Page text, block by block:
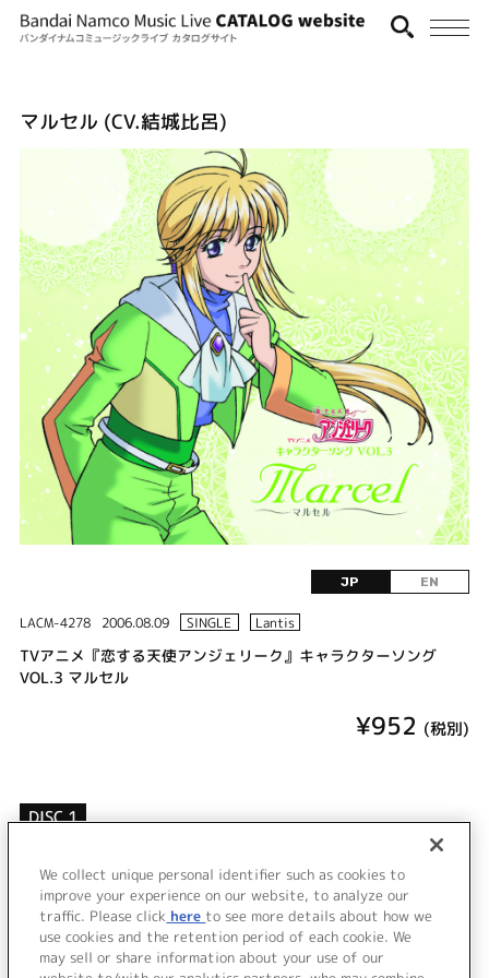
マルセル (CV.結城比呂)
JP EN
LACM-4278 2006.08.09 SINGLE Lantis
TVアニメ『恋する天使アンジェリーク』キャラクターソング
VOL.3 マルセル
¥952 (税別)
DISC 1
君に似てる花 (マルセルモノローグ)
連続ドラマ「みんなでお茶を飲みましょう」その3
＜ BACK
We collect unique personal identifier such as cookies to
improve your experience on our website, to analyze our
traffic. Please click here to see more details about how we
use cookies and the retention period of each cookie. We
may sell or share information about your use of our